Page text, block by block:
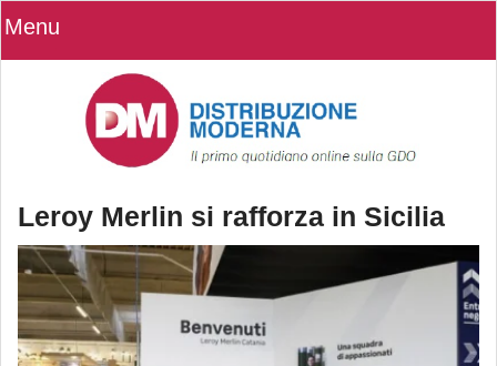
Menu
Leroy Merlin si rafforza in Sicilia